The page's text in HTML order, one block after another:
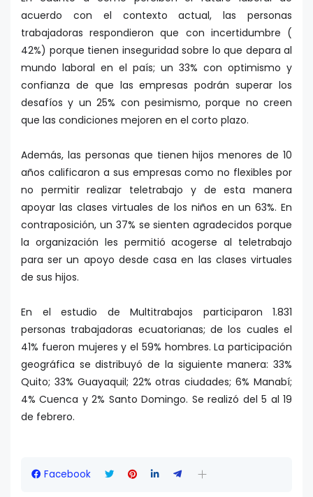
acuerdo con el contexto actual, las personas
trabajadoras respondieron que con incertidumbre (
42%) porque tienen inseguridad sobre lo que depara al
mundo laboral en el país; un 33% con optimismo y
confianza de que las empresas podrán superar los
desafíos y un 25% con pesimismo, porque no creen
que las condiciones mejoren en el corto plazo.
Además, las personas que tienen hijos menores de 10
años calificaron a sus empresas como no flexibles por
no permitir realizar teletrabajo y de esta manera
apoyar las clases virtuales de los niños en un 63%. En
contraposición, un 37% se sienten agradecidos porque
la organización les permitió acogerse al teletrabajo
para ser un apoyo desde casa en las clases virtuales
de sus hijos.
En el estudio de Multitrabajos participaron 1.831
personas trabajadoras ecuatorianas; de los cuales el
41% fueron mujeres y el 59% hombres. La participación
geográfica se distribuyó de la siguiente manera: 33%
Quito; 33% Guayaquil; 22% otras ciudades; 6% Manabí;
4% Cuenca y 2% Santo Domingo. Se realizó del 5 al 19
de febrero.
Facebook